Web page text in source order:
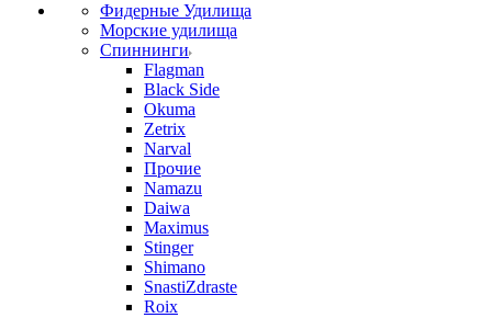
Фидерные Удилища
Морские удилища
Спиннинги
Flagman
Black Side
Okuma
Zetrix
Narval
Прочие
Namazu
Daiwa
Maximus
Stinger
Shimano
SnastiZdraste
Roix